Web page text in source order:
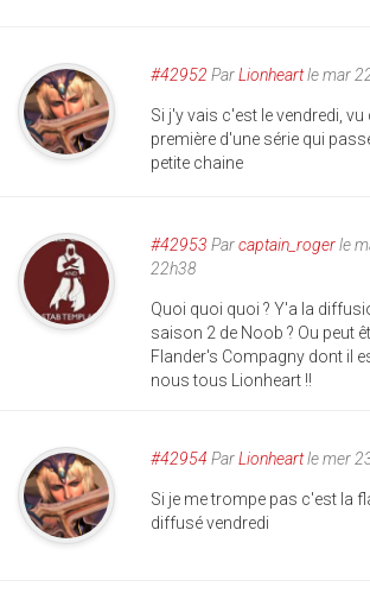
#42952 ParLionheartle mar
Si j'y vais c'est le vendredi,
première d'une série qui
petite chaine
#42953 Parcaptain_rogerle
22h38
Quoi quoi quoi ? Y'a la
saison 2 de Noob ? Ou peut
Flander's Compagny dont il
nous tous Lionheart !!
#42954 ParLionheartle mer
Si je me trompe pas c'est la
diffusé vendredi